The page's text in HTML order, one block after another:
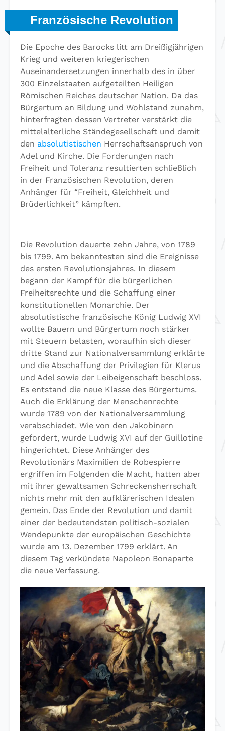
Französische Revolution
Die Epoche des Barocks litt am Dreißigjährigen
Krieg und weiteren kriegerischen
Auseinandersetzungen innerhalb des in über
300 Einzelstaaten aufgeteilten Heiligen
Römischen Reiches deutscher Nation. Da das
Bürgertum an Bildung und Wohlstand zunahm,
hinterfragten dessen Vertreter verstärkt die
mittelalterliche Ständegesellschaft und damit
den absolutistischen Herrschaftsanspruch von
Adel und Kirche. Die Forderungen nach
Freiheit und Toleranz resultierten schließlich
in der Französischen Revolution, deren
Anhänger für “Freiheit, Gleichheit und
Brüderlichkeit” kämpften.
Die Revolution dauerte zehn Jahre, von 1789
bis 1799. Am bekanntesten sind die Ereignisse
des ersten Revolutionsjahres. In diesem
begann der Kampf für die bürgerlichen
Freiheitsrechte und die Schaffung einer
konstitutionellen Monarchie. Der
absolutistische französische König Ludwig XVI
wollte Bauern und Bürgertum noch stärker
mit Steuern belasten, woraufhin sich dieser
dritte Stand zur Nationalversammlung erklärte
und die Abschaffung der Privilegien für Klerus
und Adel sowie der Leibeigenschaft beschloss.
Es entstand die neue Klasse des Bürgertums.
Auch die Erklärung der Menschenrechte
wurde 1789 von der Nationalversammlung
verabschiedet. Wie von den Jakobinern
gefordert, wurde Ludwig XVI auf der Guillotine
hingerichtet. Diese Anhänger des
Revolutionärs Maximilien de Robespierre
ergriffen im Folgenden die Macht, hatten aber
mit ihrer gewaltsamen Schreckensherrschaft
nichts mehr mit den aufklärerischen Idealen
gemein. Das Ende der Revolution und damit
einer der bedeutendsten politisch-sozialen
Wendepunkte der europäischen Geschichte
wurde am 13. Dezember 1799 erklärt. An
diesem Tag verkündete Napoleon Bonaparte
die neue Verfassung.